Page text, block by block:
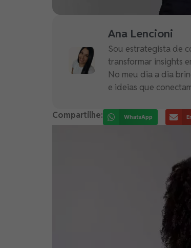
Ana Lencioni
Sou estrategista de
transformar insights
No meu dia a dia
e ideias que
Compartilhe: WhatsApp